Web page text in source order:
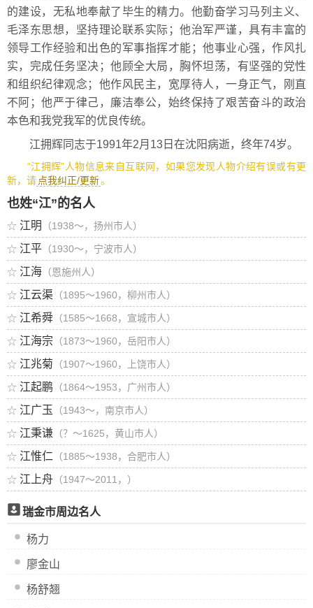
的建设，无私地奉献了毕生的精力。他勤奋学习马列主义、
毛泽东思想，坚持理论联系实际；他治军严谨，具有丰富的
领导工作经验和出色的军事指挥才能；他事业心强，作风扎
实，完成任务坚决；他顾全大局，胸怀坦荡，有坚强的党性
和组织纪律观念；他作风民主，宽厚待人，一身正气，刚直
不阿；他严于律己，廉洁奉公，始终保持了艰苦奋斗的政治
本色和我党我军的优良传统。
江拥辉同志于1991年2月13日在沈阳病逝，终年74岁。
“江拥辉”人物信息来自互联网，如果您发现人物介绍有误或有更
新，请 点我纠正/更新。
也姓“江”的名人
☆ 江明 （1938～，扬州市人）
☆ 江平 （1930～，宁波市人）
☆ 江海 （恩施州人）
☆ 江云渠 （1895～1960，柳州市人）
☆ 江希舜 （1585～1668，宣城市人）
☆ 江海宗 （1873～1960，岳阳市人）
☆ 江兆菊 （1907～1960，上饶市人）
☆ 江起鹏 （1864～1953，广州市人）
☆ 江广玉 （1943～，南京市人）
☆ 江秉谦 （？～1625，黄山市人）
☆ 江惟仁 （1885～1938，合肥市人）
☆ 江上舟 （1947～2011，）
瑞金市周边名人
杨力
廖金山
杨舒翘